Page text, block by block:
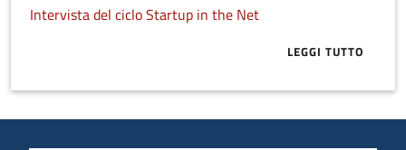
Intervista del ciclo Startup in the Net
LEGGI TUTTO
ABOUT